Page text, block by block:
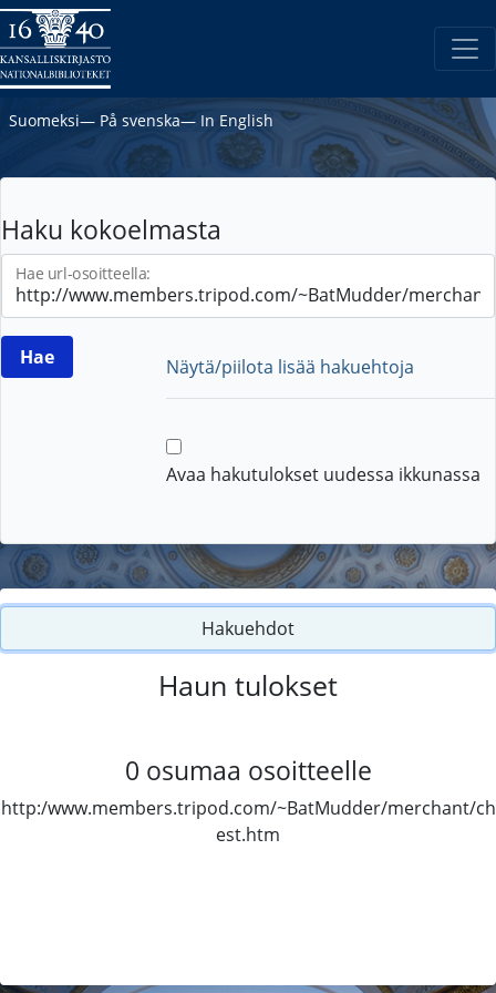
Suomeksi― På svenska― In English
Haku kokoelmasta
Hae url-osoitteella:
Näytä/piilota lisää hakuehtoja
Avaa hakutulokset uudessa ikkunassa
Hakuehdot
Haun tulokset
0 osumaa osoitteelle
http:/www.members.tripod.com/~BatMudder/merchant/ch
est.htm